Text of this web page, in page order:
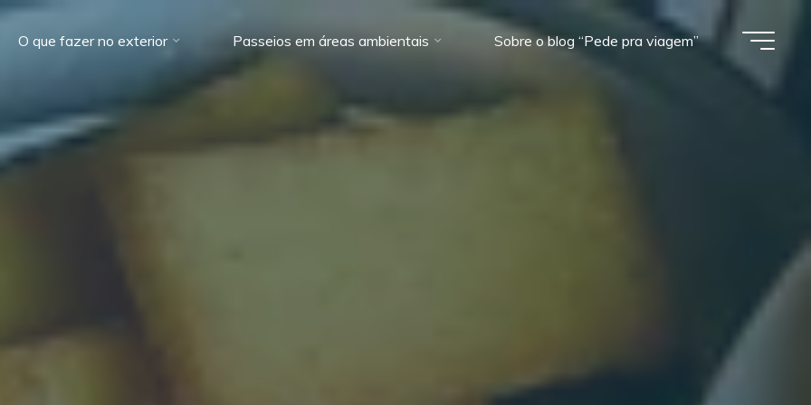
O que fazer no exterior Passeios em áreas ambientais Sobre o blog “Pede pra viagem”